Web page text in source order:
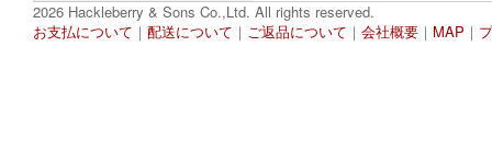
2026 Hackleberry & Sons Co.,Ltd. All rights reserved.
お支払について ｜ 配送について ｜ ご返品について ｜ 会社概要 ｜ MAP ｜